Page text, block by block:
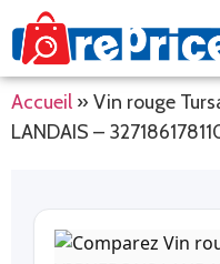
Accueil » Vin rouge
LANDAIS –